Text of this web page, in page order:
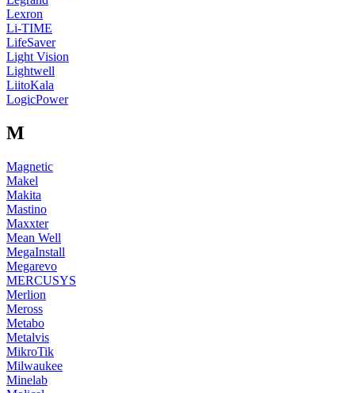
Lexron
Li-TIME
LifeSaver
Light Vision
Lightwell
LiitoKala
LogicPower
M
Magnetic
Makel
Makita
Mastino
Maxxter
Mean Well
MegaInstall
Megarevo
MERCUSYS
Merlion
Meross
Metabo
Metalvis
MikroTik
Milwaukee
Minelab